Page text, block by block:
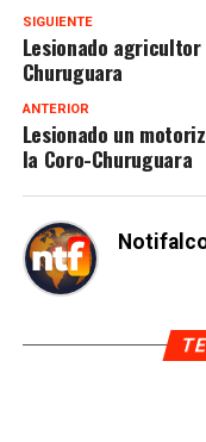
SIGUIENTE
Lesionado
Churuguara
ANTERIOR
Lesionado un
la Coro-Churuguara